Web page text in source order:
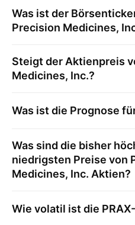
Was ist der
Precision Medicines,
Steigt der Aktienpreis
Medicines, Inc.?
Was ist die Prognose
Was sind die bisher
niedrigsten Preise von
Medicines, Inc. Aktien?
Wie volatil ist die PRAX